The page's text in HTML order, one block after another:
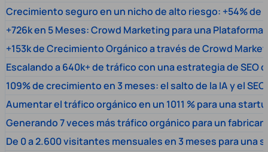
Crecimiento seguro en un nicho de alto riesgo: +54% de
+726k en 5 Meses: Crowd Marketing para una
+153k de Crecimiento Orgánico a través de Crowd
Escalando a 640k+ de tráfico con una estrategia de SEO
109% de crecimiento en 3 meses: el salto de la IA y el SEO
Aumentar el tráfico orgánico en un 1011 % para una
Generando 7 veces más tráfico orgánico para un
De 0 a 2.600 visitantes mensuales en 3 meses para una